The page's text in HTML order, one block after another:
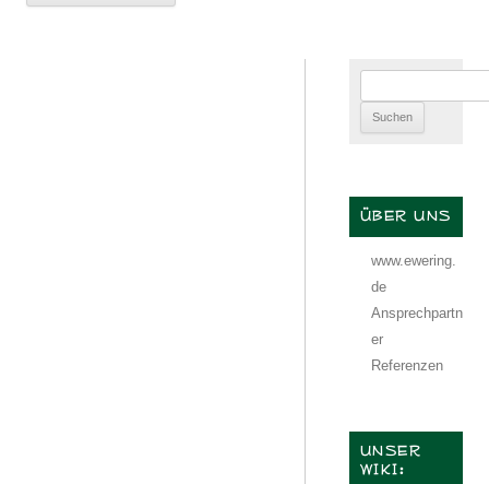
nach:
ÜBER UNS
www.ewering.
de
Ansprechpartn
er
Referenzen
UNSER
WIKI: